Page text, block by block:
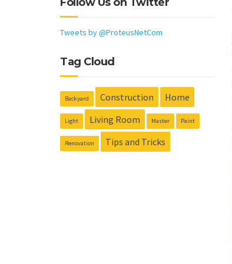
Tweets by @ProteusNetCom
Tag Cloud
Backyard Construction Home
Light Living Room Master Paint
Renovation Tips and Tricks